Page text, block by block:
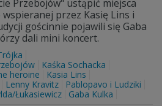
Przebojów" ustąpić miejsca
przez Kasię Lins i
gościnnie pojawili się Gaba
dali mini koncert.
Kaśka Sochacka
heroine
Kasia Lins
Lenny Kravitz
Pablopavo i Ludziki
Łukasiewicz Gaba Kulka